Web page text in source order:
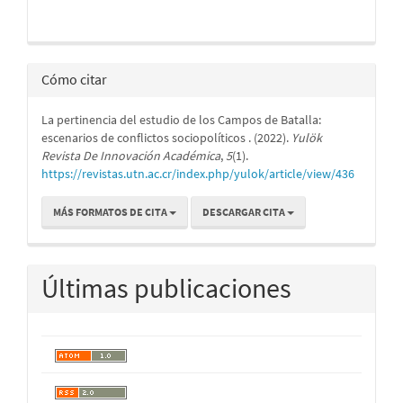
Cómo citar
La pertinencia del estudio de los Campos de Batalla:
escenarios de conflictos sociopolíticos . (2022). Yulök
Revista De Innovación Académica, 5(1).
https://revistas.utn.ac.cr/index.php/yulok/article/view/436
MÁS FORMATOS DE CITA DESCARGAR CITA
Últimas publicaciones